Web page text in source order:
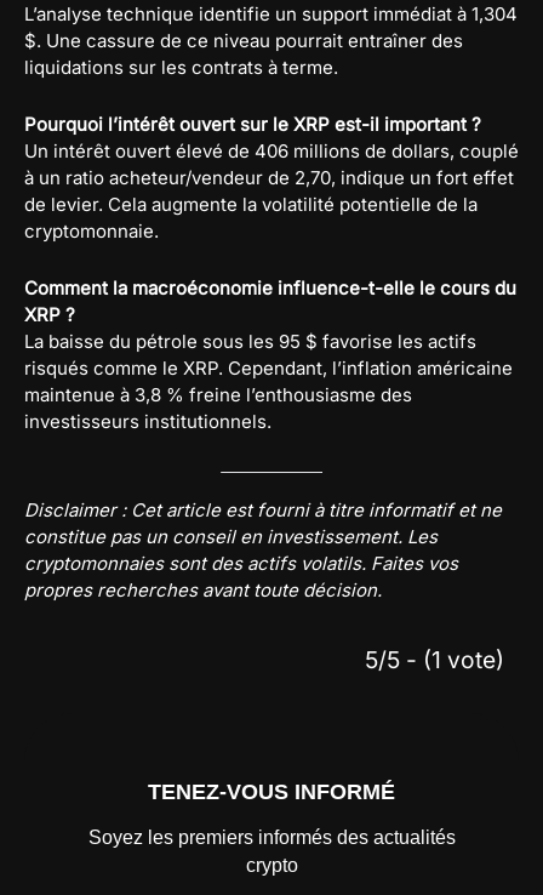
L’analyse technique identifie un support immédiat à 1,304
$. Une cassure de ce niveau pourrait entraîner des
liquidations sur les contrats à terme.
Pourquoi l’intérêt ouvert sur le XRP est-il important ?
Un intérêt ouvert élevé de 406 millions de dollars, couplé
à un ratio acheteur/vendeur de 2,70, indique un fort effet
de levier. Cela augmente la volatilité potentielle de la
cryptomonnaie.
Comment la macroéconomie influence-t-elle le cours du
XRP ?
La baisse du pétrole sous les 95 $ favorise les actifs
risqués comme le XRP. Cependant, l’inflation américaine
maintenue à 3,8 % freine l’enthousiasme des
investisseurs institutionnels.
Disclaimer : Cet article est fourni à titre informatif et ne
constitue pas un conseil en investissement. Les
cryptomonnaies sont des actifs volatils. Faites vos
propres recherches avant toute décision.
5/5 - (1 vote)
TENEZ-VOUS INFORMÉ
Soyez les premiers informés des actualités
crypto